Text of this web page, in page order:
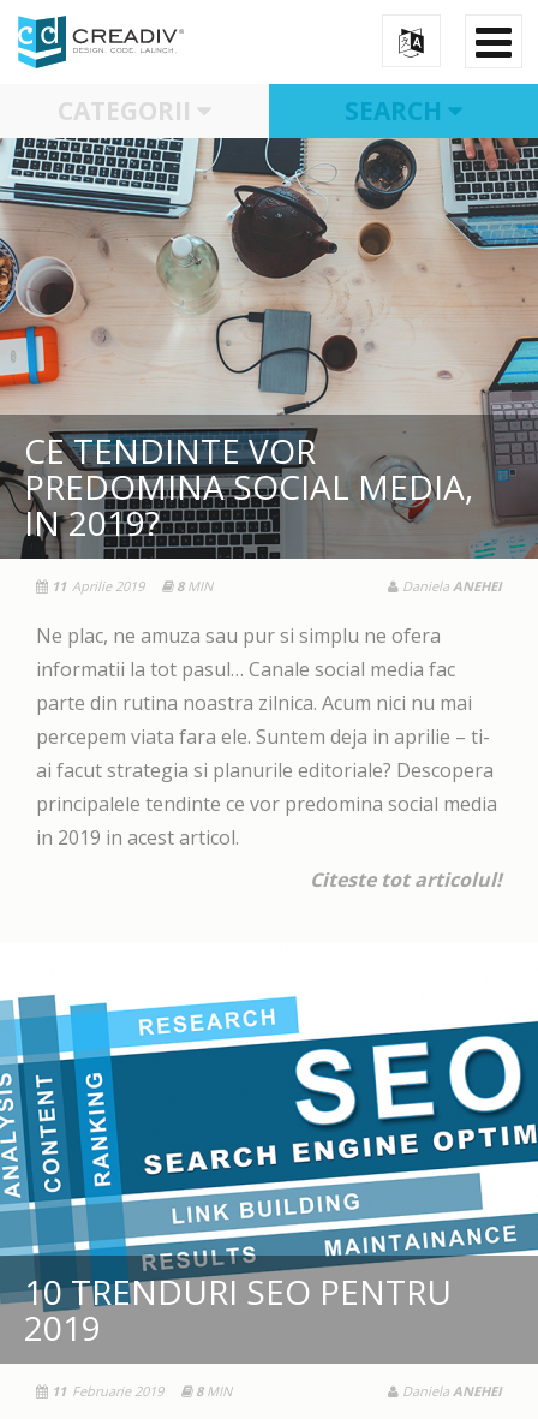
CATEGORII SEARCH
CE TENDINTE VOR
PREDOMINA SOCIAL MEDIA,
IN 2019?
11 Aprilie 2019 8MIN Daniela ANEHEI
Ne plac, ne amuza sau pur si simplu ne ofera
informatii la tot pasul… Canale social media fac
parte din rutina noastra zilnica. Acum nici nu mai
percepem viata fara ele. Suntem deja in aprilie – ti-
ai facut strategia si planurile editoriale? Descopera
principalele tendinte ce vor predomina social media
in 2019 in acest articol.
Citeste tot articolul!
10 TRENDURI SEO PENTRU
2019
11 Februarie 2019 8MIN Daniela ANEHEI